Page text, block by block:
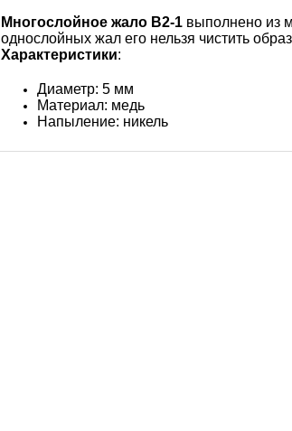
Многослойное жало B2-1 выполнено из
однослойных жал его нельзя чистить
Характеристики:
Диаметр: 5 мм
Материал: медь
Напыление: никель